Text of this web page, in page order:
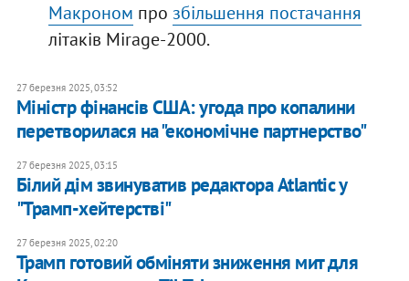
Макроном про збільшення постачання
літаків Mirage-2000.
27 березня 2025, 03:52
Міністр фінансів США: угода про копалини
перетворилася на "економічне партнерство"
27 березня 2025, 03:15
Білий дім звинуватив редактора Atlantic у
"Трамп-хейтерстві"
27 березня 2025, 02:20
Трамп готовий обміняти зниження мит для